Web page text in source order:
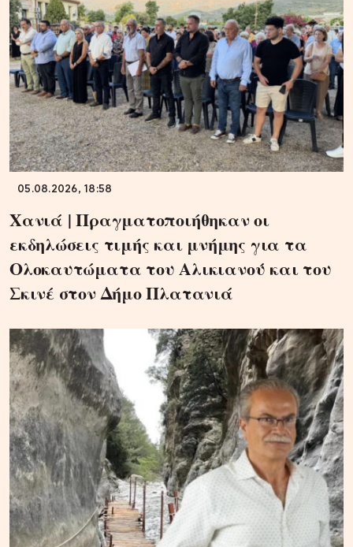
05.08.2026, 18:58
Χανιά | Πραγματοποιήθηκαν οι
εκδηλώσεις τιμής και μνήμης για τα
Ολοκαυτώματα του Αλικιανού και του
Σκινέ στον Δήμο Πλατανιά